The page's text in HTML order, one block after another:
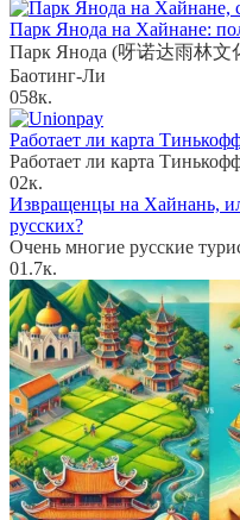
Парк Янода на Хайнане:
Парк Янода (呀诺达雨林文
Баотинг-Ли
058к.
Работает ли карта
Работает ли карта
02к.
Извращенцы на Хайнань,
русских?
Очень многие русские
01.7к.